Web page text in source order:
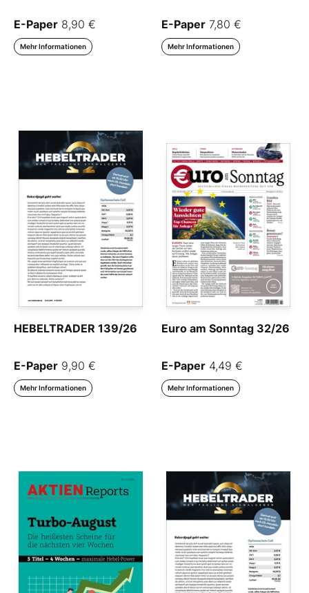
E-Paper 8,90 €
Mehr Informationen
E-Paper 7,80 €
Mehr Informationen
HEBELTRADER 139/26
E-Paper 9,90 €
Mehr Informationen
Euro am Sonntag 32/26
E-Paper 4,49 €
Mehr Informationen